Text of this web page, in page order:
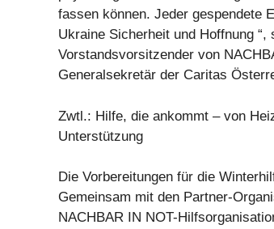
fassen können. Jeder gespendete
Ukraine Sicherheit und Hoffnung “,
Vorstandsvorsitzender von
Generalsekretär der Caritas
Zwtl.: Hilfe, die ankommt – von
Unterstützung
Die Vorbereitungen für die
Gemeinsam mit den Partner-
NACHBAR IN NOT-